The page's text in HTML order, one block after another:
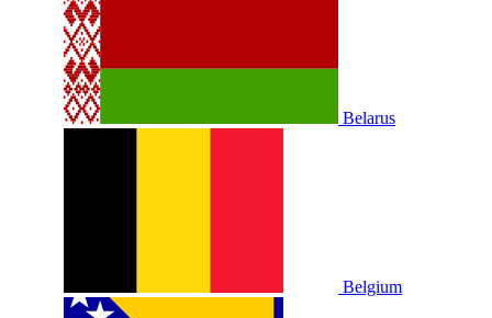
Belarus
Belgium